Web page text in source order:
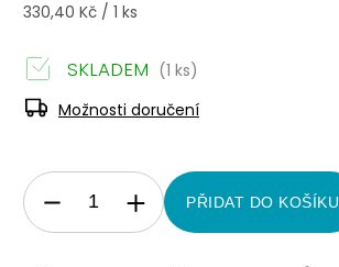
330,40 Kč / 1 ks
SKLADEM (1 ks)
Možnosti doručení
PŘIDAT DO KOŠÍKU